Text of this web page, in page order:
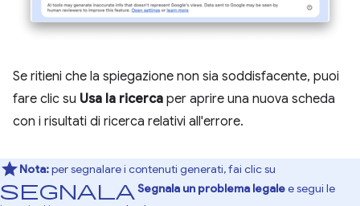
Se ritieni che la spiegazione non sia soddisfacente, puoi
fare clic su Usa la ricerca per aprire una nuova scheda
con i risultati di ricerca relativi all'errore.
Nota:per segnalare i contenuti generati, fai clic su
Segnala Segnala un problema legalee segui le